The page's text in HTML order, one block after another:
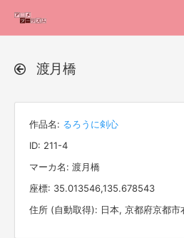
渡月橋
作品名: るろうに剣心
ID: 211-4
マーカ名: 渡月橋
座標: 35.013546,135.678543
住所 (自動取得): 日本, 京都府京都市